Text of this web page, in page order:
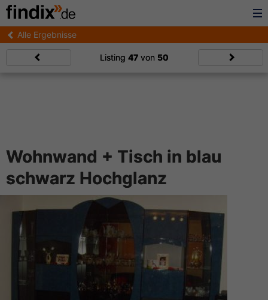
Alle Ergebnisse
Listing 47von 50
Wohnwand + Tisch in blau
schwarz Hochglanz